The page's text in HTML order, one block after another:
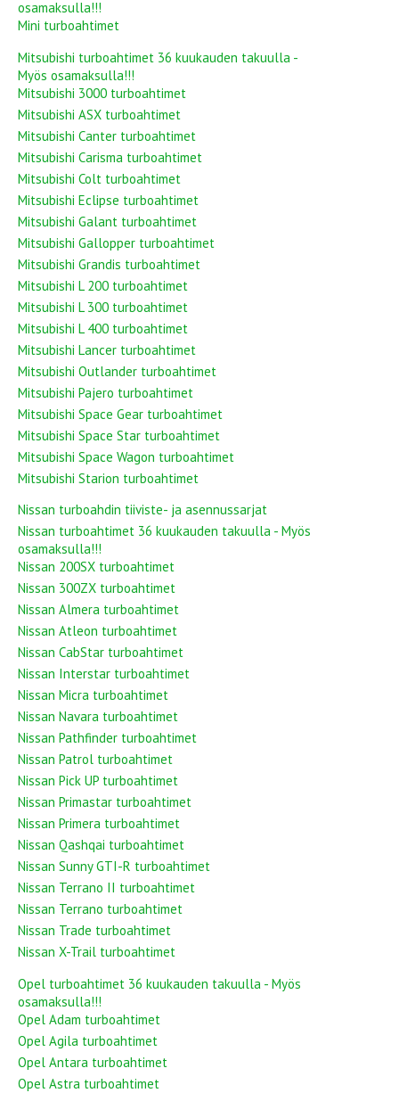
osamaksulla!!!
Mini turboahtimet
Mitsubishi turboahtimet 36 kuukauden takuulla -
Myös osamaksulla!!!
Mitsubishi 3000 turboahtimet
Mitsubishi ASX turboahtimet
Mitsubishi Canter turboahtimet
Mitsubishi Carisma turboahtimet
Mitsubishi Colt turboahtimet
Mitsubishi Eclipse turboahtimet
Mitsubishi Galant turboahtimet
Mitsubishi Gallopper turboahtimet
Mitsubishi Grandis turboahtimet
Mitsubishi L 200 turboahtimet
Mitsubishi L 300 turboahtimet
Mitsubishi L 400 turboahtimet
Mitsubishi Lancer turboahtimet
Mitsubishi Outlander turboahtimet
Mitsubishi Pajero turboahtimet
Mitsubishi Space Gear turboahtimet
Mitsubishi Space Star turboahtimet
Mitsubishi Space Wagon turboahtimet
Mitsubishi Starion turboahtimet
Nissan turboahdin tiiviste- ja asennussarjat
Nissan turboahtimet 36 kuukauden takuulla - Myös
osamaksulla!!!
Nissan 200SX turboahtimet
Nissan 300ZX turboahtimet
Nissan Almera turboahtimet
Nissan Atleon turboahtimet
Nissan CabStar turboahtimet
Nissan Interstar turboahtimet
Nissan Micra turboahtimet
Nissan Navara turboahtimet
Nissan Pathfinder turboahtimet
Nissan Patrol turboahtimet
Nissan Pick UP turboahtimet
Nissan Primastar turboahtimet
Nissan Primera turboahtimet
Nissan Qashqai turboahtimet
Nissan Sunny GTI-R turboahtimet
Nissan Terrano II turboahtimet
Nissan Terrano turboahtimet
Nissan Trade turboahtimet
Nissan X-Trail turboahtimet
Opel turboahtimet 36 kuukauden takuulla - Myös
osamaksulla!!!
Opel Adam turboahtimet
Opel Agila turboahtimet
Opel Antara turboahtimet
Opel Astra turboahtimet